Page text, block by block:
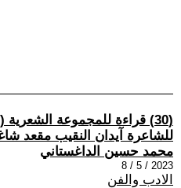
(30) قراءة للمجموعة
للشاعرة آيدان النقيب مقعد
محمد حسين الداغستاني
2023 / 5 / 8
الادب والفن